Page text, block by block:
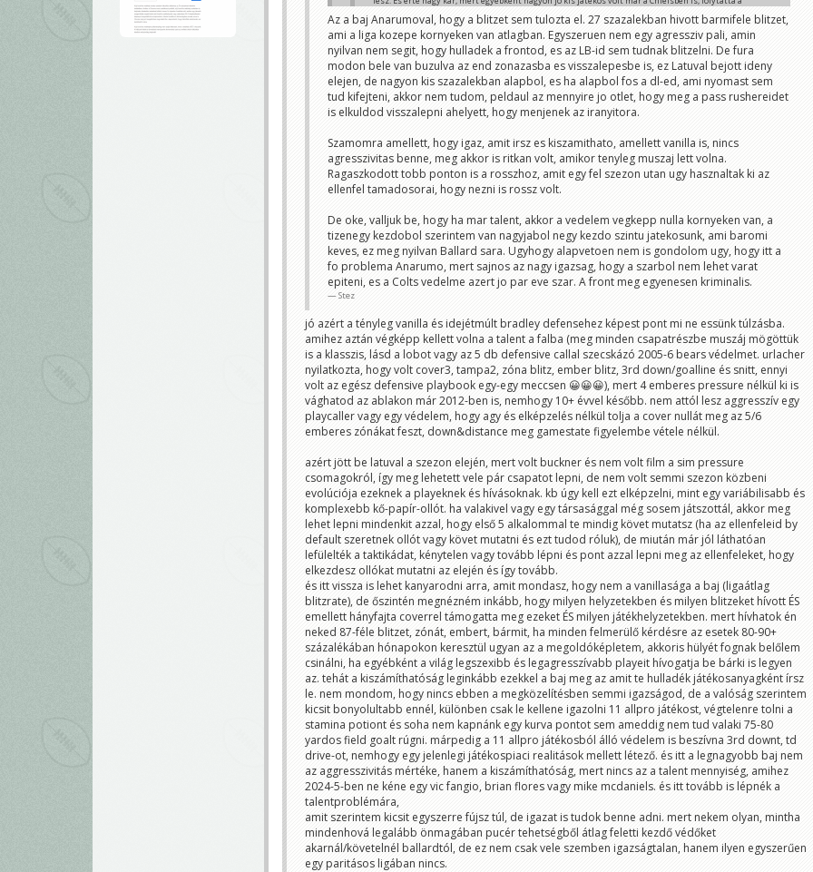
tenyleg, evekig meglettunk volna vele es Gardnerrel.
Stez
nem vanilla anarumo védelme, csak szerintem ugyan az a baja, mint steichen támadásának. gyanúsan a
blitz package-eket, cover rotációkat szétfilmezték és nem egy nfl-szinten komplexen felépített dologról van
szó, ahol 6-8-10 lépésig mindig tud tekerni egyet a sémán/playcallon szezon közben, hogy mindig legalább
50-50 lehessen ki van híváselőnyben, hanem az eleinte meglévő enyhe előnyét ellenfélről ellenfélre
vesztette el és vette el az épp soros ellenfél támadó playcallere. hogy van az, hogy bynum a szezon első
másfél hónapjában annyit van labda körül, mint utoljára bethea fénykorában, aztán az utolsó 2 hónapban
mindig a képernyő széléről épp érkezik futólépésben és valahonnan a halál faszáról próbálja magát játékba
csapódjunk rá a felrobbantott falcons staff dcjére, aki az elit jets védelmet is igazgatta, ulbrichra. de még
morris is jöhet felőlem, ha nem derogál neki nem shanahan fáról származó hc alá elmenni dcnek
fake.id
Az a baj Anarumoval, hogy a blitzet sem tulozta el. 27 szazalekban hivott barmifele blitzet,
ami a liga kozepe kornyeken van atlagban. Egyszeruen nem egy agressziv pali, amin
nyilvan nem segit, hogy hulladek a frontod, es az LB-id sem tudnak blitzelni. De fura
modon bele van buzulva az end zonazasba es visszalepesbe is, ez Latuval bejott ideny
elejen, de nagyon kis szazalekban alapbol, es ha alapbol fos a dl-ed, ami nyomast sem
tud kifejteni, akkor nem tudom, peldaul az mennyire jo otlet, hogy meg a pass rushereidet
is elkuldod visszalepni ahelyett, hogy menjenek az iranyitora.
Szamomra amellett, hogy igaz, amit irsz es kiszamithato, amellett vanilla is, nincs
agresszivitas benne, meg akkor is ritkan volt, amikor tenyleg muszaj lett volna.
Ragaszkodott tobb ponton is a rosszhoz, amit egy fel szezon utan ugy hasznaltak ki az
ellenfel tamadosorai, hogy nezni is rossz volt.
De oke, valljuk be, hogy ha mar talent, akkor a vedelem vegkepp nulla kornyeken van, a
tizenegy kezdobol szerintem van nagyjabol negy kezdo szintu jatekosunk, ami baromi
keves, ez meg nyilvan Ballard sara. Ugyhogy alapvetoen nem is gondolom ugy, hogy itt a
fo problema Anarumo, mert sajnos az nagy igazsag, hogy a szarbol nem lehet varat
epiteni, es a Colts vedelme azert jo par eve szar. A front meg egyenesen kriminalis.
Stez
jó azért a tényleg vanilla és idejétmúlt bradley defensehez képest pont mi ne essünk túlzásba.
amihez aztán végképp kellett volna a talent a falba (meg minden csapatrészbe muszáj mögöttük
is a klasszis, lásd a lobot vagy az 5 db defensive callal szecskázó 2005-6 bears védelmet. urlacher
nyilatkozta, hogy volt cover3, tampa2, zóna blitz, ember blitz, 3rd down/goalline és snitt, ennyi
volt az egész defensive playbook egy-egy meccsen 😀😀😀), mert 4 emberes pressure nélkül ki is
vághatod az ablakon már 2012-ben is, nemhogy 10+ évvel később. nem attól lesz aggresszív egy
playcaller vagy egy védelem, hogy agy és elképzelés nélkül tolja a cover nullát meg az 5/6
emberes zónákat feszt, down&distance meg gamestate figyelembe vétele nélkül.
azért jött be latuval a szezon elején, mert volt buckner és nem volt film a sim pressure
csomagokról, így meg lehetett vele pár csapatot lepni, de nem volt semmi szezon közbeni
evolúciója ezeknek a playeknek és hívásoknak. kb úgy kell ezt elképzelni, mint egy variábilisabb és
komplexebb kő-papír-ollót. ha valakivel vagy egy társasággal még sosem játszottál, akkor meg
lehet lepni mindenkit azzal, hogy első 5 alkalommal te mindig követ mutatsz (ha az ellenfeleid by
default szeretnek ollót vagy követ mutatni és ezt tudod róluk), de miután már jól láthatóan
lefülelték a taktikádat, kénytelen vagy tovább lépni és pont azzal lepni meg az ellenfeleket, hogy
elkezdesz ollókat mutatni az elején és így tovább.
és itt vissza is lehet kanyarodni arra, amit mondasz, hogy nem a vanillasága a baj (ligaátlag
blitzrate), de őszintén megnézném inkább, hogy milyen helyzetekben és milyen blitzeket hívott ÉS
emellett hányfajta coverrel támogatta meg ezeket ÉS milyen játékhelyzetekben. mert hívhatok én
neked 87-féle blitzet, zónát, embert, bármit, ha minden felmerülő kérdésre az esetek 80-90+
százalékában hónapokon keresztül ugyan az a megoldóképletem, akkoris hülyét fognak belőlem
csinálni, ha egyébként a világ legszexibb és legagresszívabb playeit hívogatja be bárki is legyen
az. tehát a kiszámíthatóság leginkább ezekkel a baj meg az amit te hulladék játékosanyagként írsz
le. nem mondom, hogy nincs ebben a megközelítésben semmi igazságod, de a valóság szerintem
kicsit bonyolultabb ennél, különben csak le kellene igazolni 11 allpro játékost, végtelenre tolni a
stamina potiont és soha nem kapnánk egy kurva pontot sem ameddig nem tud valaki 75-80
yardos field goalt rúgni. márpedig a 11 allpro játékosból álló védelem is beszívna 3rd downt, td
drive-ot, nemhogy egy jelenlegi játékospiaci realitások mellett létező. és itt a legnagyobb baj nem
az aggresszivitás mértéke, hanem a kiszámíthatóság, mert nincs az a talent mennyiség, amihez
2024-5-ben ne kéne egy vic fangio, brian flores vagy mike mcdaniels. és itt tovább is lépnék a
talentproblémára,
amit szerintem kicsit egyszerre fújsz túl, de igazat is tudok benne adni. mert nekem olyan, mintha
mindenhová legalább önmagában pucér tehetségből átlag feletti kezdő védőket
akarnál/követelnél ballardtól, de ez nem csak vele szemben igazságtalan, hanem ilyen egyszerűen
egy paritásos ligában nincs.